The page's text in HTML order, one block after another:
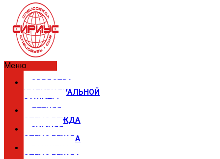
Меню
СРЕДСТВА
ИНДИВИДУАЛЬНОЙ
ЗАЩИТЫ
ЛЕТНЯЯ
СПЕЦОДЕЖДА
ЗИМНЯЯ
СПЕЦОДЕЖДА
ЗАЩИТНАЯ